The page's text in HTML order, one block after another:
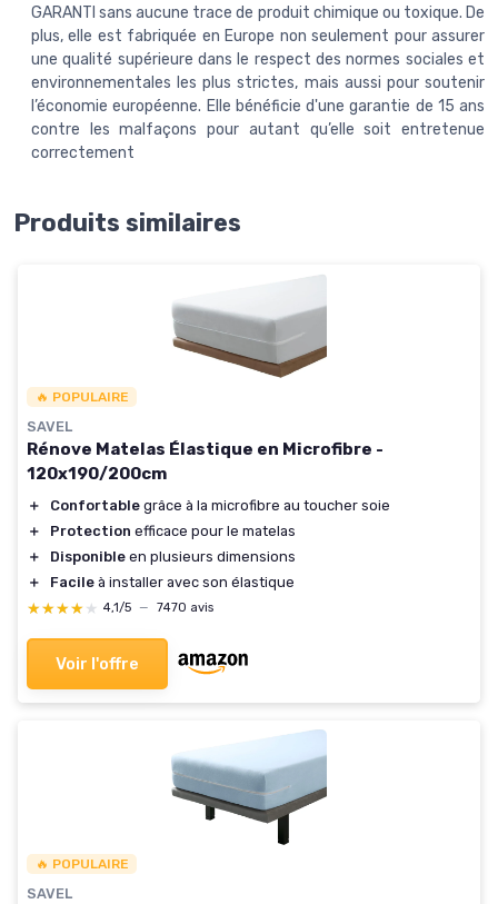
GARANTI sans aucune trace de produit chimique ou toxique. De
plus, elle est fabriquée en Europe non seulement pour assurer
une qualité supérieure dans le respect des normes sociales et
environnementales les plus strictes, mais aussi pour soutenir
l’économie européenne. Elle bénéficie d'une garantie de 15 ans
contre les malfaçons pour autant qu’elle soit entretenue
correctement
Produits similaires
🔥 POPULAIRE
SAVEL
Rénove Matelas Élastique en Microfibre -
120x190/200cm
＋ Confortable grâce à la microfibre au toucher soie
＋
Protection efficace pour le matelas
＋
Disponible en plusieurs dimensions
＋
Facile à installer avec son élastique
★★★★★
★★★★★ 4,1/5 — 7470 avis
Voir l'offre
🔥 POPULAIRE
SAVEL